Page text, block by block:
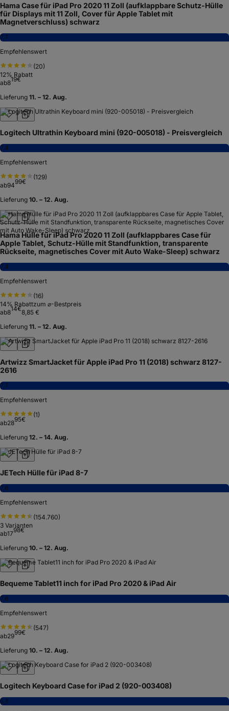
Hama Case für iPad Pro 2020 11 Zoll (aufklappbare Schutz-Hülle
für Displays mit 11 Zoll, Cover für Apple Tablet mit
Magnetverschluss) schwarz
7,7
Empfehlenswert
(20)
12% Rabatt
ab819€
Lieferung 11. – 12. Aug.
Logitech Ultrathin Keyboard mini (920-005018) - Preisvergleich
7,4
Empfehlenswert
(129)
ab9499€
Lieferung 10. – 12. Aug.
Hama Hülle für iPad Pro 2020 11 Zoll (aufklappbares Case für
Apple Tablet, Schutz-Hülle mit Standfunktion, transparente
Rückseite, magnetisches Cover mit Auto Wake-Sleep) schwarz
7,4
Empfehlenswert
(16)
14% Rabattzum ⌀-Bestpreis
ab814€8,85 €
Lieferung 11. – 12. Aug.
Artwizz SmartJacket für Apple iPad Pro 11 (2018) schwarz 8127-
2616
7,7
Empfehlenswert
(1)
ab2895€
Lieferung 12. – 14. Aug.
JETech Hülle für iPad 8-7
7,6
Empfehlenswert
(154.760)
3 Varianten
ab1798€
Lieferung 10. – 12. Aug.
Bequeme Tablet11 inch for iPad Pro 2020 & iPad Air
7,6
Empfehlenswert
(547)
ab2999€
Lieferung 10. – 12. Aug.
Logitech Keyboard Case for iPad 2 (920-003408)
6,8